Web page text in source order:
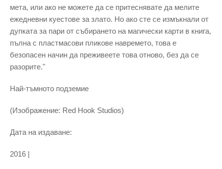
мета, или ако не можете да се притеснявате да мелите
ежедневни куестове за злато. Но ако сте се измъкнали от
дупката за пари от събирането на магически карти в книга,
пълна с пластмасови пликове навремето, това е
безопасен начин да преживеете това отново, без да се
разорите."
Най-тъмното подземие
(Изображение: Red Hook Studios)
Дата на издаване:
2016 |